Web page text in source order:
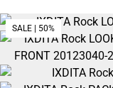
SALE | 50%